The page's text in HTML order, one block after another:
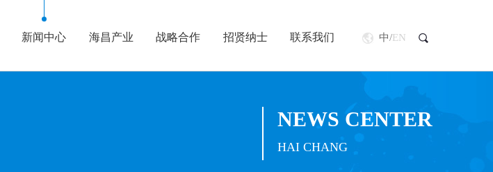
中/EN
新闻中心 海昌产业 战略合作 招贤纳士 联系我们
NEWS CENTER
HAI CHANG